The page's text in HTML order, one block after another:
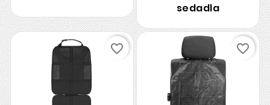
sedadla
favorite_border favorite_border